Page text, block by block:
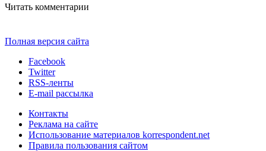
Читать комментарии
Полная версия сайта
Facebook
Twitter
RSS-ленты
E-mail рассылка
Контакты
Реклама на сайте
Использование материалов korrespondent.net
Правила пользования сайтом